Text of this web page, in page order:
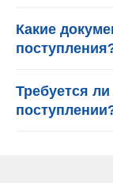
Какие
Требуется